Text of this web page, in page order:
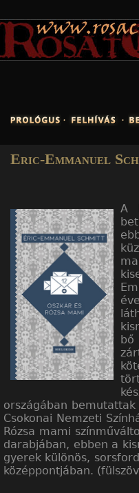
Eric-Emmanuel
A
bő
országában
Csokonai Nemzeti
Rózsa mami
darabjában, ebben a
gyerek különös,
középpontjában.